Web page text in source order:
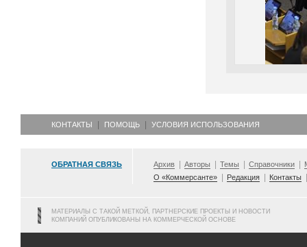
КОНТАКТЫ ПОМОЩЬ УСЛОВИЯ ИСПОЛЬЗОВАНИЯ
ОБРАТНАЯ СВЯЗЬ Архив Авторы Темы Справочники
О «Коммерсанте»
Редакция Контакты
МАТЕРИАЛЫ С ТАКОЙ МЕТКОЙ, ПАРТНЕРСКИЕ ПРОЕКТЫ И НОВОСТИ
КОМПАНИЙ ОПУБЛИКОВАНЫ НА КОММЕРЧЕСКОЙ ОСНОВЕ